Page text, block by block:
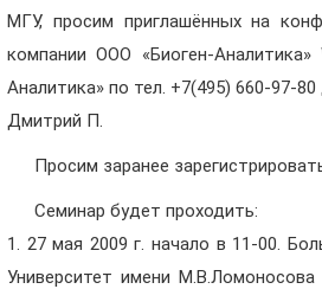
МГУ, просим приглашённых на
компании ООО «Биоген-Аналитика»
Аналитика» по тел. +7(495) 660-97-
Дмитрий П.
Просим заранее
Семинар будет проходить:
1. 27 мая 2009 г. начало в 11-00.
Университет имени